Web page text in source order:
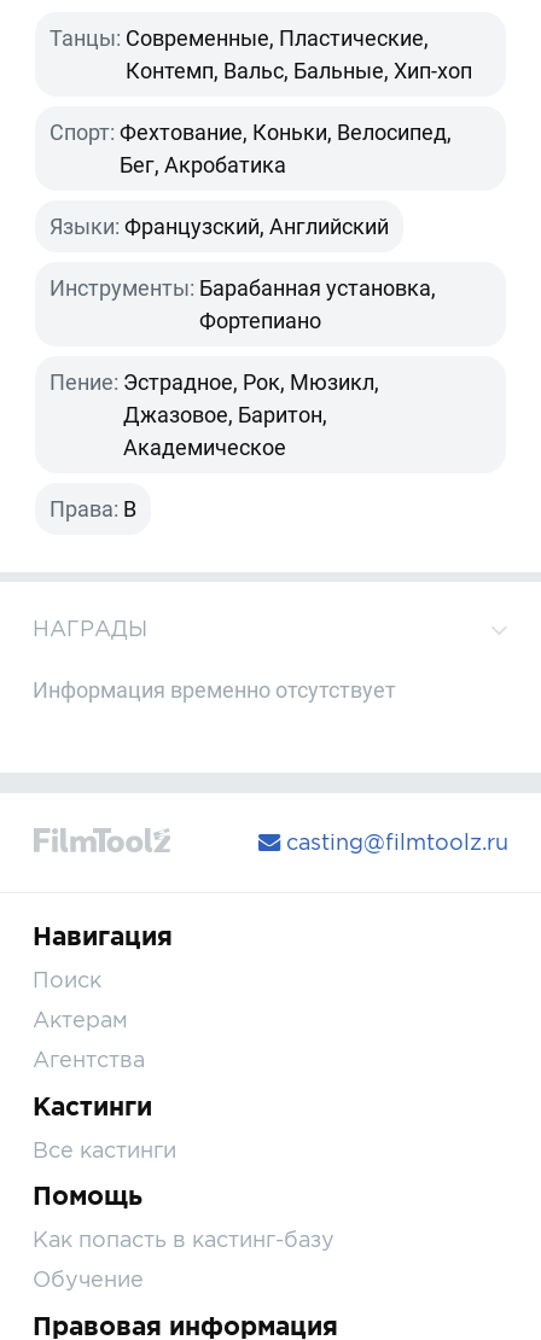
Танцы: Современные, Пластические,
Контемп, Вальс, Бальные, Хип-хоп
Спорт: Фехтование, Коньки, Велосипед,
Бег, Акробатика
Языки: Французский, Английский
Инструменты: Барабанная установка,
Фортепиано
Пение: Эстрадное, Рок, Мюзикл,
Джазовое, Баритон,
Академическое
Права: B
НАГРАДЫ
Информация временно отсутствует
casting@filmtoolz.ru
Навигация
Поиск
Актерам
Агентства
Кастинги
Все кастинги
Помощь
Как попасть в кастинг-базу
Обучение
Правовая информация